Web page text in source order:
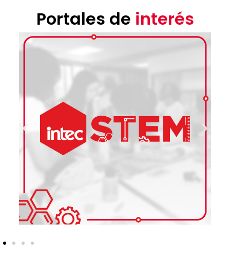
Portales de interés